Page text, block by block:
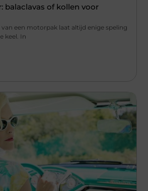
balaclavas of kollen voor
van een motorpak laat altijd enige speling
keel. In